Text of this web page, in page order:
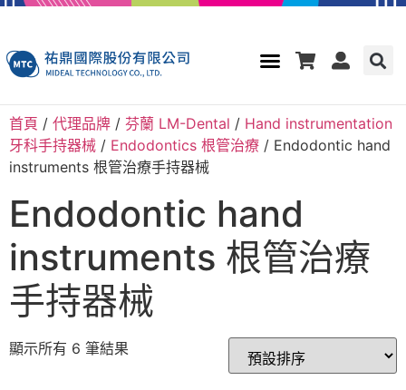
首頁 / 代理品牌 / 芬蘭 LM-Dental / Hand instrumentation
牙科手持器械 / Endodontics 根管治療 / Endodontic hand
instruments 根管治療手持器械
Endodontic hand
instruments 根管治療
手持器械
顯示所有 6 筆結果